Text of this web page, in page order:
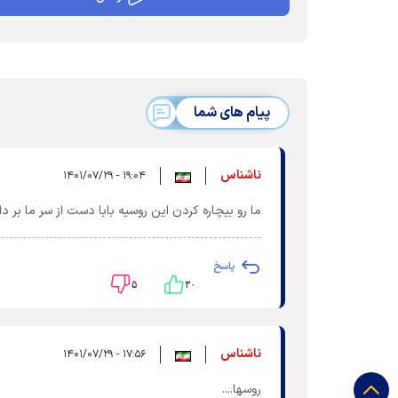
پیام های شما
ناشناس ۱۹:۰۴ - ۱۴۰۱/۰۷/۲۹
ما رو بیچاره کردن این روسیه بابا دست از سر ما بر
پاسخ
۳۰ ۵
ناشناس ۱۷:۵۶ - ۱۴۰۱/۰۷/۲۹
روسها....